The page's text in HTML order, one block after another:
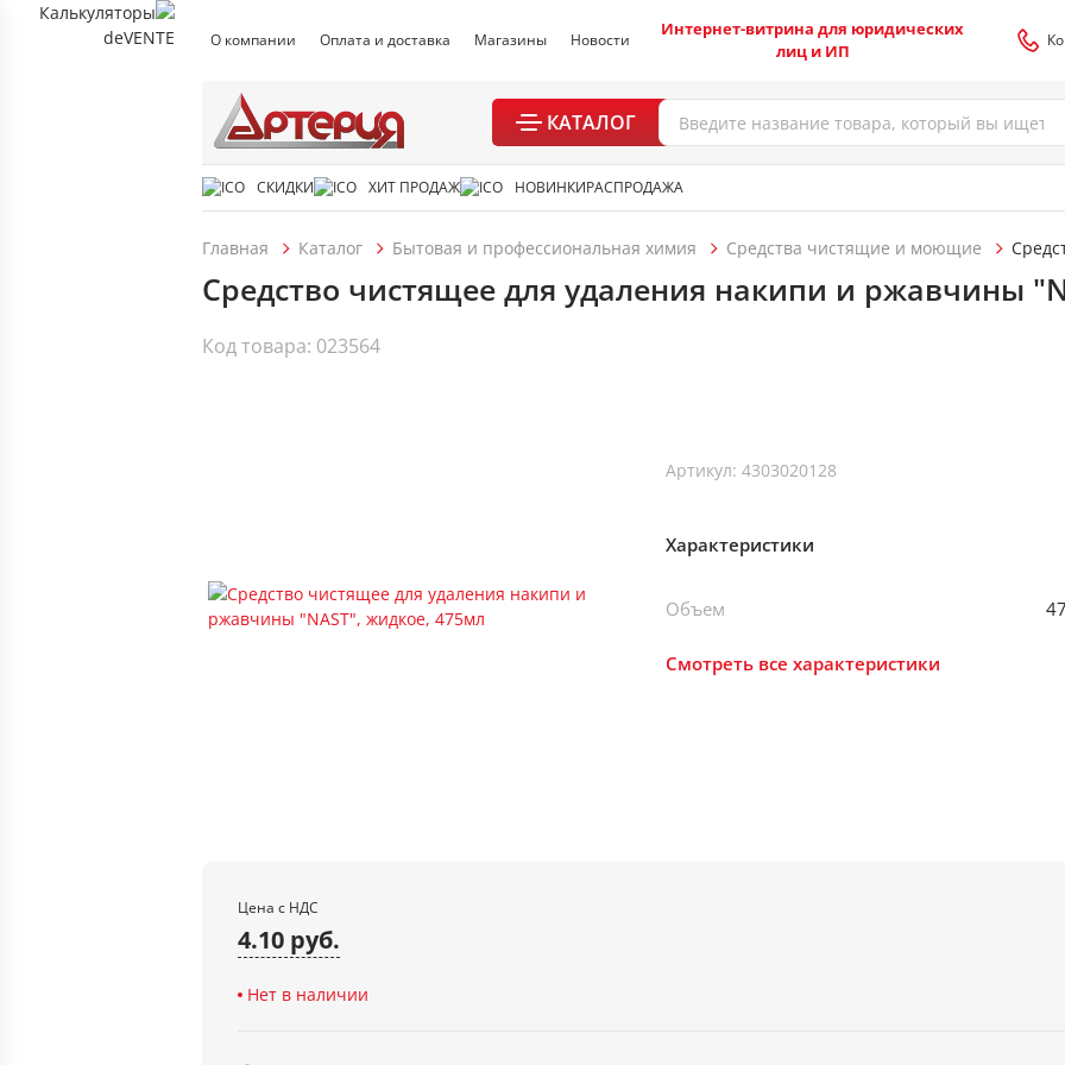
О компании Оплата и доставка Магазины Новости
Интернет-витрина для юридических
лиц и ИП
КАТАЛОГ
СКИДКИ ХИТ ПРОДАЖ НОВИНКИРАСПРОДАЖА
Главная Каталог Бытовая и профессиональная химия Средства чистящие и моющие
Средство чистящее для удаления накипи и ржавчины
Код товара: 023564
Артикул: 4303020128
Характеристики
Объем
Смотреть все характеристики
Цена с НДС
4.10 руб.
Нет в наличии